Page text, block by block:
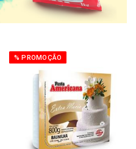
% PROMOÇÃO